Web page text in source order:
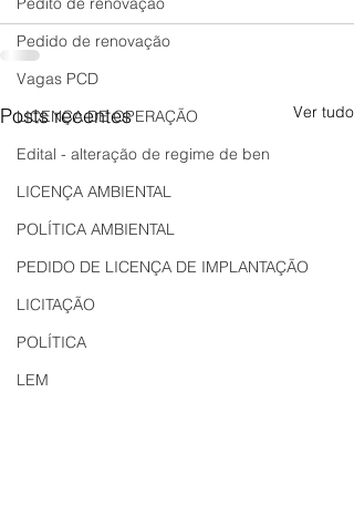
Pedido de renovação
Vagas PCD
LICENÇA DE OPERAÇÃO
Edital - alteração de regime de ben
LICENÇA AMBIENTAL
POLÍTICA AMBIENTAL
PEDIDO DE LICENÇA DE IMPLANTAÇÃO
LICITAÇÃO
POLÍTICA
LEM
Posts recentes Ver tudo